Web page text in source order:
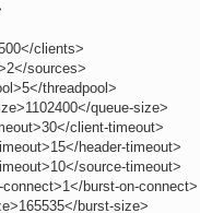
clients>
sources>
threadpool>
queue-size>
client-timeout>
header-timeout>
source-timeout>
connect>1</burst-on-connect>
burst-size>